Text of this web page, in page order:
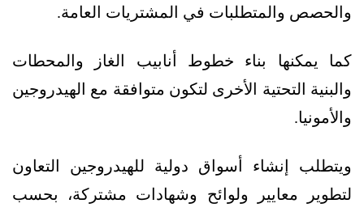
والحصص والمتطلبات في المشتريات العامة.
كما يمكنها بناء خطوط أنابيب الغاز والمحطات
والبنية التحتية الأخرى لتكون متوافقة مع الهيدروجين
والأمونيا.
ويتطلب إنشاء أسواق دولية للهيدروجين التعاون
لتطوير معايير ولوائح وشهادات مشتركة، بحسب